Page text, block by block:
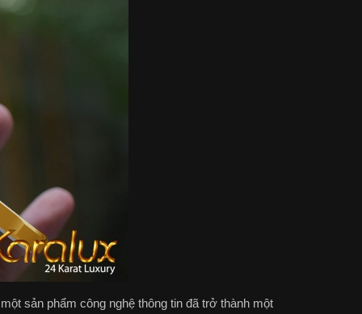
sản phẩm công nghệ thông tin đã trở thành một